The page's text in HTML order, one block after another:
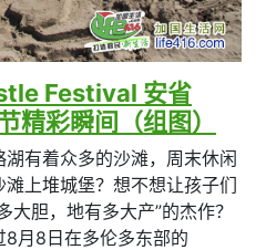
Festival 安省
彩瞬间（组图）
有着众多的沙滩，周末休闲
上堆城堡？想不想让孩子们
大胆，地有多大产”的杰作？
月8日在多伦多东部的